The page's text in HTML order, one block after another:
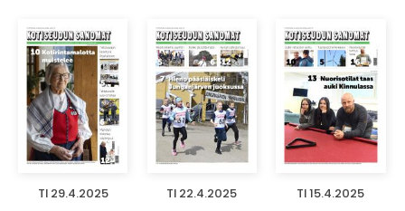
TI 29.4.2025 TI 22.4.2025 TI 15.4.2025